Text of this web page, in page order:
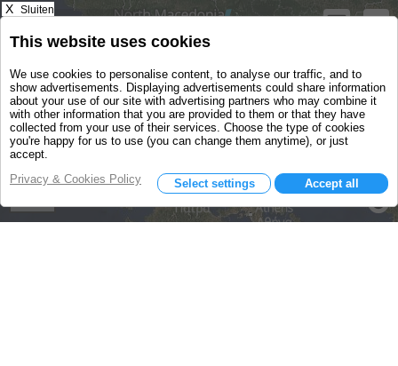
X Sluiten